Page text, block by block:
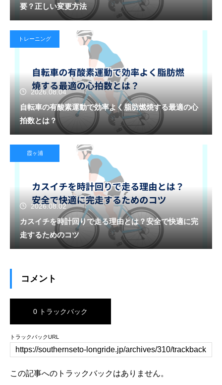
要？正しい変更方法
トレーニング
2026.08.04
自転車の有酸素運動で効率よく脂肪燃焼する最適の心
拍数とは？
霞ヶ浦
2026.08.02
カスイチを時計回りで走る理由とは？安全で快適に完
走するためのコツ
コメント
0 トラックバック
トラックバックURL
この記事へのトラックバックはありません。